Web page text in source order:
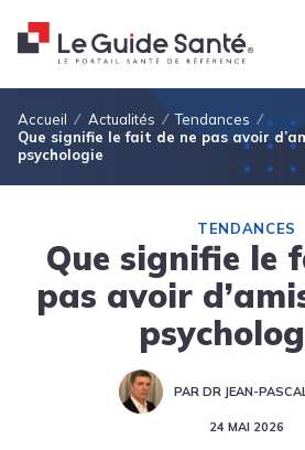
Fil d'Ariane
Accueil Actualités
Tendances
Que signifie le fait de ne pas avoir
psychologie
TENDANCES
Que signifie le
pas avoir
PAR DR JEAN-
24 MAI 2026